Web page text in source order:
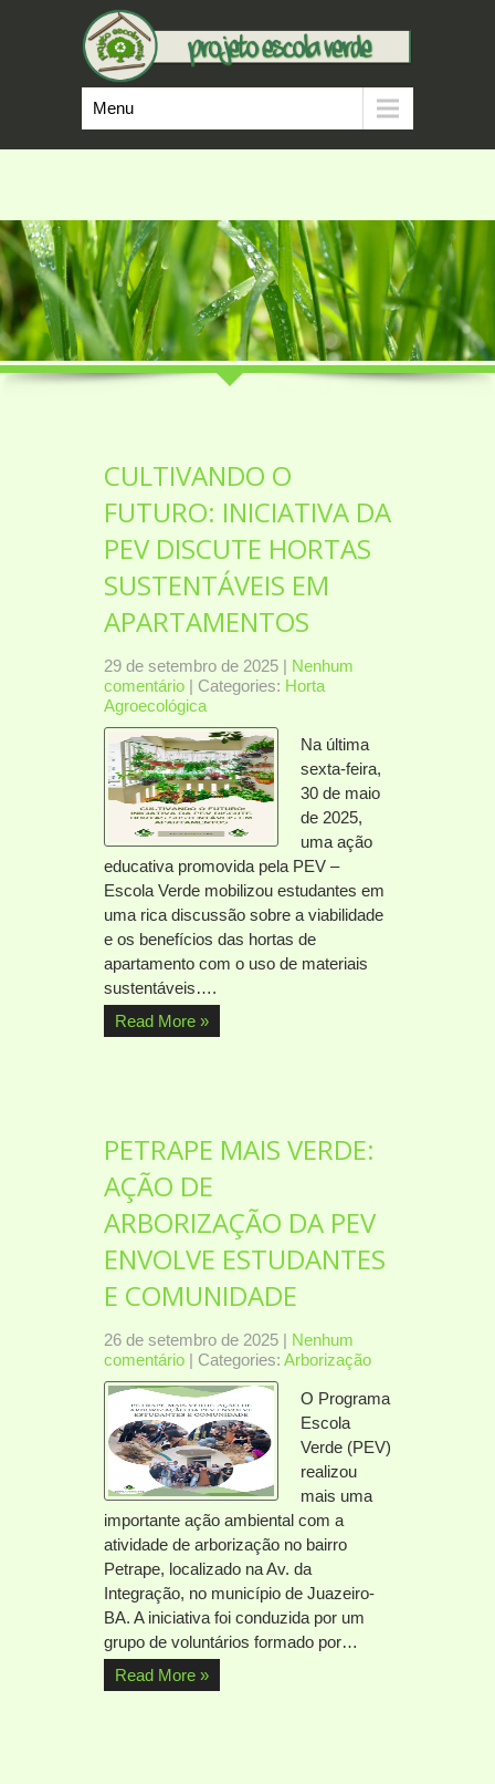
Menu
CULTIVANDO O
FUTURO: INICIATIVA DA
PEV DISCUTE HORTAS
SUSTENTÁVEIS EM
APARTAMENTOS
29 de setembro de 2025 | Nenhum
comentário | Categories: Horta
Agroecológica
Na última
sexta-feira,
30 de maio
de 2025,
uma ação
educativa promovida pela PEV –
Escola Verde mobilizou estudantes em
uma rica discussão sobre a viabilidade
e os benefícios das hortas de
apartamento com o uso de materiais
sustentáveis….
Read More »
PETRAPE MAIS VERDE:
AÇÃO DE
ARBORIZAÇÃO DA PEV
ENVOLVE ESTUDANTES
E COMUNIDADE
26 de setembro de 2025 | Nenhum
comentário | Categories: Arborização
O Programa
Escola
Verde (PEV)
realizou
mais uma
importante ação ambiental com a
atividade de arborização no bairro
Petrape, localizado na Av. da
Integração, no município de Juazeiro-
BA. A iniciativa foi conduzida por um
grupo de voluntários formado por…
Read More »